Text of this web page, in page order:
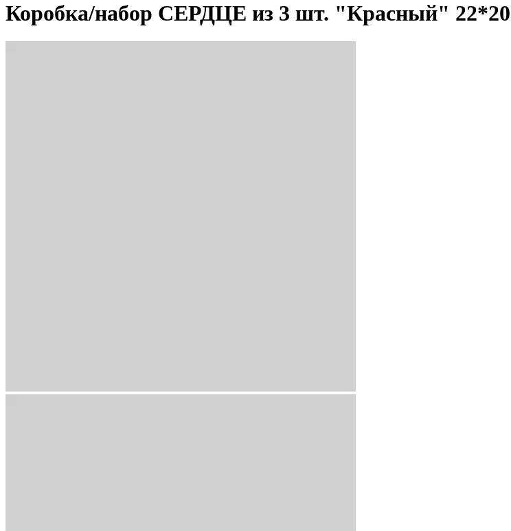
Коробка/набор СЕРДЦЕ из 3 шт. "Красный"